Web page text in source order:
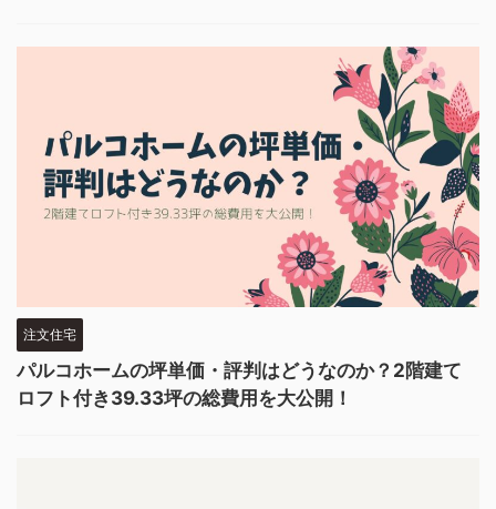
注文住宅
パルコホームの坪単価・評判はどうなのか？2階建て
ロフト付き39.33坪の総費用を大公開！